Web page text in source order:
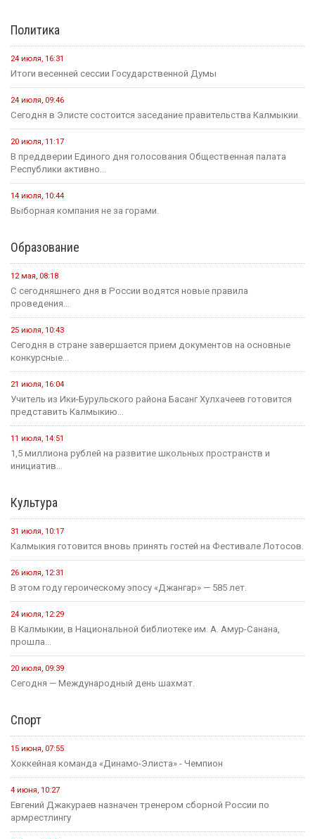
Политика
24 июля, 16:31
Итоги весенней сессии Государственной Думы
24 июля, 09:46
Сегодня в Элисте состоится заседание правительства Калмыкии.
20 июля, 11:17
В преддверии Единого дня голосования Общественная палата
Республики активно...
14 июля, 10:44
Выборная компания не за горами.
Образование
12 мая, 08:18
С сегодняшнего дня в России водятся новые правила
проведения...
25 июля, 10:43
Сегодня в стране завершается прием документов на основные
конкурсные...
21 июля, 16:04
Учитель из Ики-Бурульского района Басанг Хулхачеев готовится
представить Калмыкию...
11 июля, 14:51
1,5 миллиона рублей на развитие школьных пространств и
инициатив...
Культура
31 июля, 10:17
Калмыкия готовится вновь принять гостей на Фестивале Лотосов.
26 июля, 12:31
В этом году героическому эпосу «Джангар» — 585 лет.
24 июля, 12:29
В Калмыкии, в Национальной библиотеке им. А. Амур-Санана,
прошла...
20 июля, 09:39
Сегодня — Международный день шахмат.
Спорт
15 июня, 07:55
Хоккейная команда «Динамо-Элиста» - Чемпион
4 июня, 10:27
Евгений Джакураев назначен тренером сборной России по
армрестлингу